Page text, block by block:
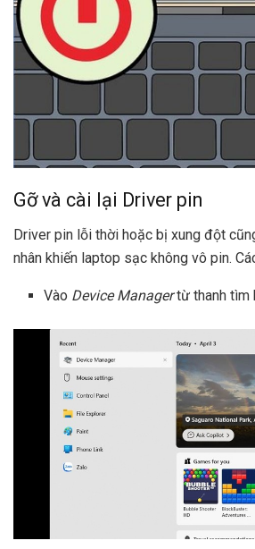
Gỡ và cài lại Driver pin
Driver pin lỗi thời hoặc bị xung đột
nhân khiến laptop sạc không vô pin.
Vào Device Managertừ thanh tìm